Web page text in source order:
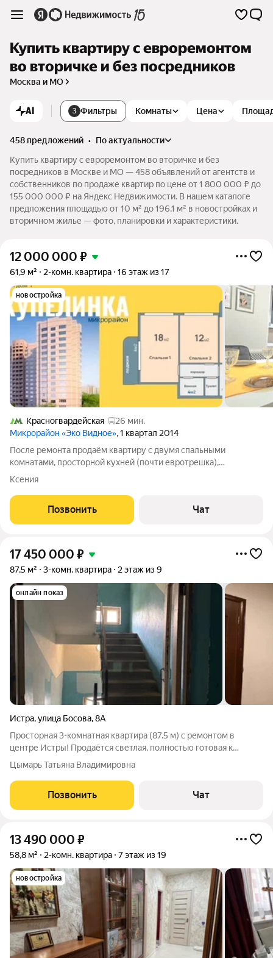
Купить квартиру с евроремонтом
во вторичке и без посредников
Москва и МО
AI 3 Фильтры Комнаты Цена
458 предложений •
по актуальности
Купить квартиру с евроремонтом во вторичке и без
посредников в Москве и МО — 458 объявлений от агентств и
собственников по продаже квартир по цене от 1 800 000 ₽ до
155 000 000 ₽ на Яндекс Недвижимости. В нашем каталоге
предложения площадью от 10 м² до 196,1 м² в новостройках и
вторичном жилье — фото, планировки и характеристики.
12 000 000 ₽
61,9 м² 2-комн. квартира 16 этаж из 17
новостройка
Красногвардейская
26 мин.
Микрорайон «Эко Видное», 1 квартал 2014
После ремонта продаём квартиру с двумя спальными
комнатами, просторной кухней (почти евротрешка),
гардеробной и двумя утепленными лоджиями, тамбуром и
не проживает, физически свободна и готова
Ксения
Позвонить Чат
17 450 000 ₽
87,5 м² 3-комн. квартира 2 этаж из 9
онлайн показ
Истра,улица Босова,8А
Просторная 3-комнатная квартира (87.5 м) с ремонтом в
центре Истры! Продаётся светлая, полностью готовая к
проживанию трёхкомнатная квартира. Идеальный вариант для
тех, кто хочет заехать сразу после сделки, избежать шума
чужого ремонта и лишних
Цымарь Татьяна Владимировна
Позвонить Чат
13 490 000 ₽
58,8 м² 2-комн. квартира 7 этаж из 19
новостройка